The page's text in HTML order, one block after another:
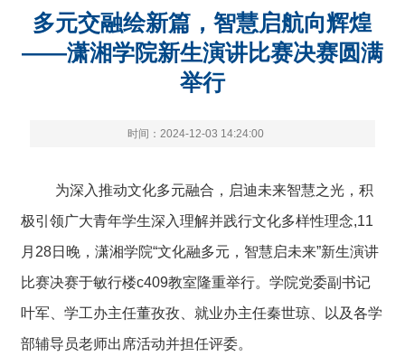
多元交融绘新篇，智慧启航向辉煌
——潇湘学院新生演讲比赛决赛圆满
举行
时间：2024-12-03 14:24:00
为深入推动文化多元融合，启迪未来智慧之光，积
极引领广大青年学生深入理解并践行文化多样性理念,11
月28日晚，潇湘学院“文化融多元，智慧启未来”新生演讲
比赛决赛于敏行楼c409教室隆重举行。学院党委副书记
叶军、学工办主任董孜孜、就业办主任秦世琼、以及各学
部辅导员老师出席活动并担任评委。